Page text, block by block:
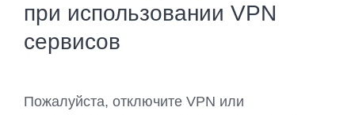
при использовании VPN
сервисов
Пожалуйста, отключите VPN или